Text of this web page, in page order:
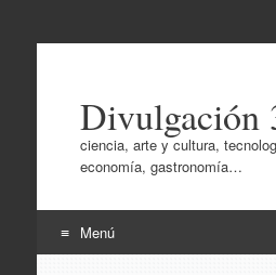
Divulgación
ciencia, arte y cultura,
economía, gastronomía…
Menú